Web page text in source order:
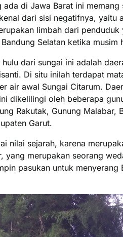
ada di Jawa Barat ini
dari sisi negatifnya, yaitu
limbah dari
Selatan ketika musim
dari sungai ini adalah
Di situ inilah terdapat
air awal Sungai Citarum.
dikelilingi oleh beberapa
Rakutak, Gunung Malabar,
Garut.
nilai sejarah, karena
yang merupakan seorang
pasukan untuk menyerang